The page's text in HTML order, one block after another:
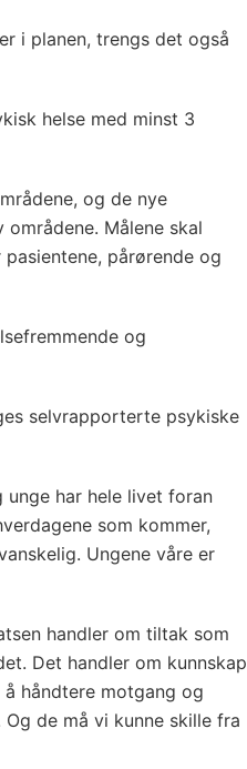
i planen, trengs det også
helse med minst 3
og de nye
Målene skal
pårørende og
og
selvrapporterte psykiske
unge har hele livet foran
som kommer,
Ungene våre er
handler om tiltak som
Det handler om kunnskap
håndtere motgang og
de må vi kunne skille fra